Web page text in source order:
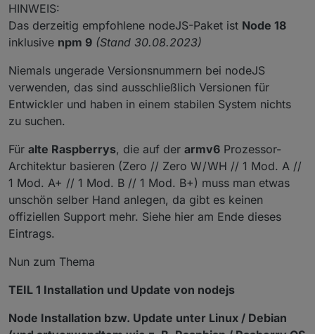
HINWEIS:
Das derzeitig empfohlene nodeJS-Paket ist Node 18
inklusive npm 9 (Stand 30.08.2023)
Niemals ungerade Versionsnummern bei nodeJS
verwenden, das sind ausschließlich Versionen für
Entwickler und haben in einem stabilen System nichts
zu suchen.
Für alte Raspberrys, die auf der armv6 Prozessor-
Architektur basieren (Zero // Zero W / WH // 1 Mod. A //
1 Mod. A+ // 1 Mod. B // 1 Mod. B+) muss man etwas
unschön selber Hand anlegen, da gibt es keinen
offiziellen Support mehr. Siehe hier am Ende dieses
Eintrags.
Nun zum Thema
TEIL 1 Installation und Update von nodejs
Node Installation bzw. Update unter Linux / Debian